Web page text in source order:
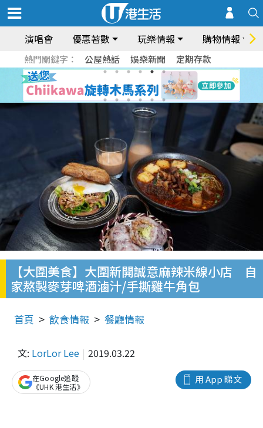
演唱會 優惠著數 玩樂情報 購物情報
熱門關鍵字： 公屋熱話 娛樂新聞 定期存款
【大圍美食】大圍新開誠意麻辣米線小店 自
家熬製麥芽啤酒滷汁/手撕雞牛角包
首頁 飲食情報 餐廳情報
文: LorLor Lee 2019.03.22
用 App 睇文
在Google追蹤
《UHK 港生活》